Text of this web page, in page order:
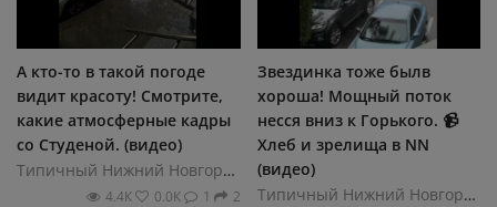
А кто-то в такой погоде
видит красоту! Смотрите,
какие атмосферные кадры
со Студеной. (видео)
Типичный Нижний Новгород
4.4К 0.0К 1 2
Звездинка тоже былв
хороша! Мощный поток
несся вниз к Горького. 📹
Хлеб и зрелища в NN
(видео)
Типичный Нижний Новгород